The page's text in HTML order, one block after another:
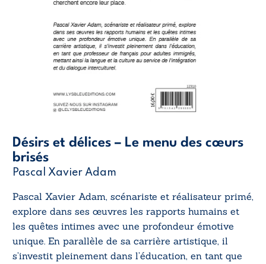
Désirs et délices – Le menu des cœurs
brisés
Pascal Xavier Adam
Pascal Xavier Adam, scénariste et réalisateur primé,
explore dans ses œuvres les rapports humains et
les quêtes intimes avec une profondeur émotive
unique. En parallèle de sa carrière artistique, il
s’investit pleinement dans l’éducation, en tant que